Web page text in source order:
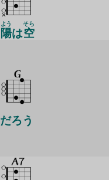
陽
よう
は空
そら
だろう